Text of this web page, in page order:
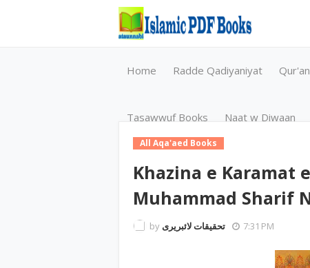
Home Radde Qadiyaniyat
Tasawwuf Books Naat w Diwaan
All Aqa'aed Books
Khazina e Karamat
Muhammad Sharif
by تحقیقات لائبریری 7:31 PM